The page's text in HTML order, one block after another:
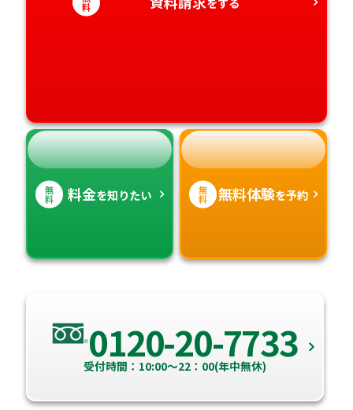
料
無
料 料金を知りたい 無
料 無料体験を予約
0120-20-7733
受付時間：10:00～22：00(年中無休)